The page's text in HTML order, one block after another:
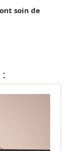
soin de